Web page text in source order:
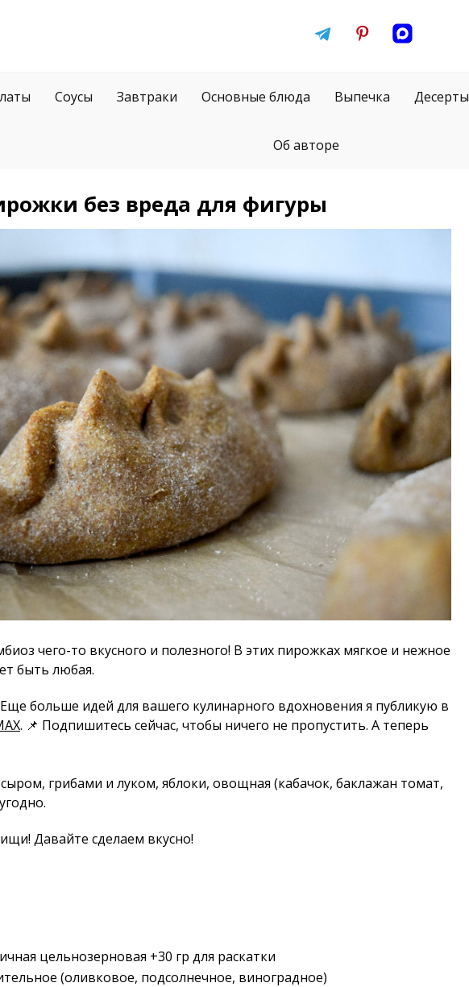
Соусы Завтраки Основные блюда Выпечка Десерты
Об авторе
без вреда для фигуры
чего-то вкусного и полезного! В этих пирожках мягкое и нежное
быть любая.
больше идей для вашего кулинарного вдохновения я публикую в
. 📌 Подпишитесь сейчас, чтобы ничего не пропустить. А теперь
сыром, грибами и луком, яблоки, овощная (кабачок, баклажан томат,
Давайте сделаем вкусно!
цельнозерновая +30 гр для раскатки
(оливковое, подсолнечное, виноградное)